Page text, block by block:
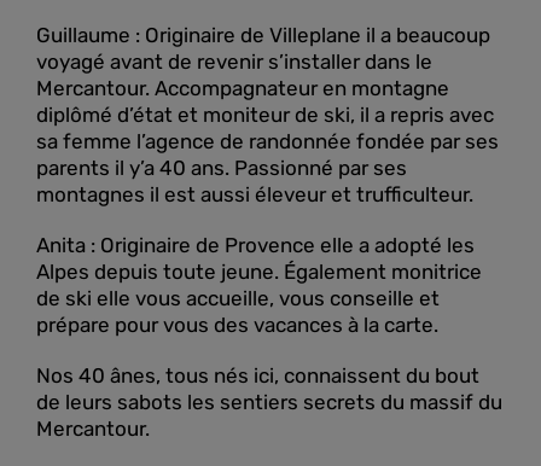
Guillaume : Originaire de Villeplane il a beaucoup
voyagé avant de revenir s’installer dans le
Mercantour. Accompagnateur en montagne
diplômé d’état et moniteur de ski, il a repris avec
sa femme l’agence de randonnée fondée par ses
parents il y’a 40 ans. Passionné par ses
montagnes il est aussi éleveur et trufficulteur.
Anita : Originaire de Provence elle a adopté les
Alpes depuis toute jeune. Également monitrice
de ski elle vous accueille, vous conseille et
prépare pour vous des vacances à la carte.
Nos 40 ânes, tous nés ici, connaissent du bout
de leurs sabots les sentiers secrets du massif du
Mercantour.